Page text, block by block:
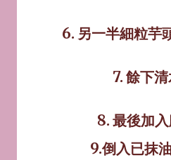
6. 另一半細粒芋
7. 餘下清
8. 最後加
9.倒入已抹